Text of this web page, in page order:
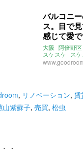
バルコニ
ス。目で
感じて愛で
大阪 阿倍野区
スケスケ
ス
最上階 昭和町
, リノベーション, 賃
山紫蘇子, 売買, 松虫